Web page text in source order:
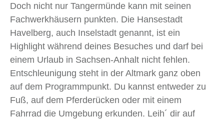
Doch nicht nur Tangermünde kann mit seinen
Fachwerkhäusern punkten. Die Hansestadt
Havelberg, auch Inselstadt genannt, ist ein
Highlight während deines Besuches und darf bei
einem Urlaub in Sachsen-Anhalt nicht fehlen.
Entschleunigung steht in der Altmark ganz oben
auf dem Programmpunkt. Du kannst entweder zu
Fuß, auf dem Pferderücken oder mit einem
Fahrrad die Umgebung erkunden. Leih´ dir auf